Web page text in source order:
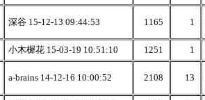
深谷 15-12-13 09:44:53 1165 1
小木樨花 15-03-19 10:51:10 1251 1
a-brains 14-12-16 10:00:52 2108 13